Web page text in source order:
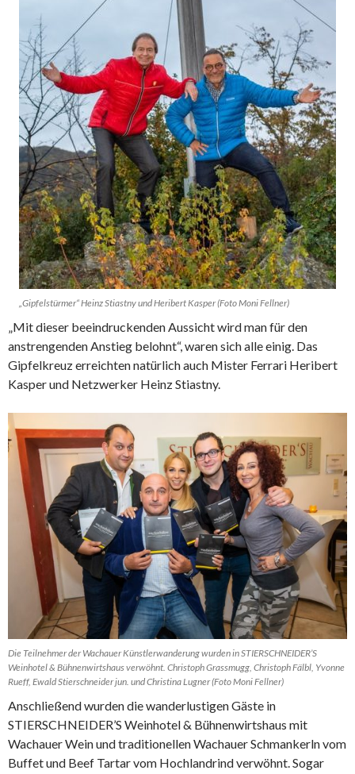
„Gipfelstürmer“ Heinz Stiastny und Heribert Kasper (Foto Moni Fellner)
„Mit dieser beeindruckenden Aussicht wird man für den
anstrengenden Anstieg belohnt“, waren sich alle einig. Das
Gipfelkreuz erreichten natürlich auch Mister Ferrari Heribert
Kasper und Netzwerker Heinz Stiastny.
Die Teilnehmer der Wachauer Künstlerwanderung wurden in STIERSCHNEIDER’S
Weinhotel & Bühnenwirtshaus verwöhnt. Christoph Grassmugg, Christoph Fälbl, Yvonne
Rueff, Ewald Stierschneider jun. und Christina Lugner (Foto Moni Fellner)
Anschließend wurden die wanderlustigen Gäste in
STIERSCHNEIDER’S Weinhotel & Bühnenwirtshaus mit
Wachauer Wein und traditionellen Wachauer Schmankerln vom
Buffet und Beef Tartar vom Hochlandrind verwöhnt. Sogar